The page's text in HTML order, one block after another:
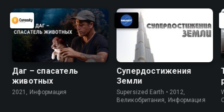
Даг – спасатель
животных
2021, Информация
Супердостижения
Земли
Supersized Earth • 2012,
Великобритания, Информация